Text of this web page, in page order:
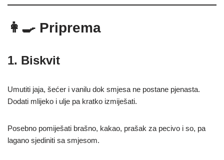
👩‍🍳 Priprema
1. Biskvit
Umutiti jaja, šećer i vanilu dok smjesa ne postane pjenasta.
Dodati mlijeko i ulje pa kratko izmiješati.
Posebno pomiješati brašno, kakao, prašak za pecivo i so, pa
lagano sjediniti sa smjesom.